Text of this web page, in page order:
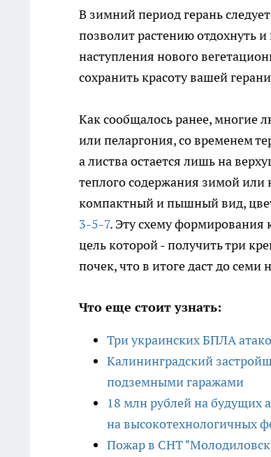
В зимний период герань
позволит растению отдохнуть
наступления нового
сохранить красоту вашей
Как сообщалось ранее, многие
или пеларгония, со временем
а листва остается лишь на
теплого содержания зимой
компактный и пышный вид,
3-5-7. Эту схему формирования
цель которой - получить три
почек, что в итоге даст до семи
Что еще стоит узнать:
Три украинских БПЛА
Калининградский
подземными гаражами
18 млн рублей на будущих
на высокотехнологичных
Пожар в СНТ